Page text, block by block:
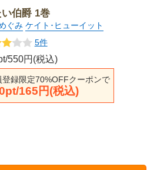
伯爵 1巻
ぐみ ケイト･ヒューイット
5件
550円(税込)
登録限定70%OFFクーポンで
165円(税込)